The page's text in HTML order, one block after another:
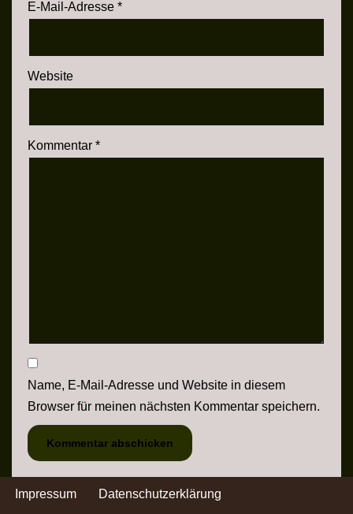
E-Mail-Adresse *
Website
Kommentar *
Name, E-Mail-Adresse und Website in diesem
Browser für meinen nächsten Kommentar speichern.
Impressum Datenschutzerklärung